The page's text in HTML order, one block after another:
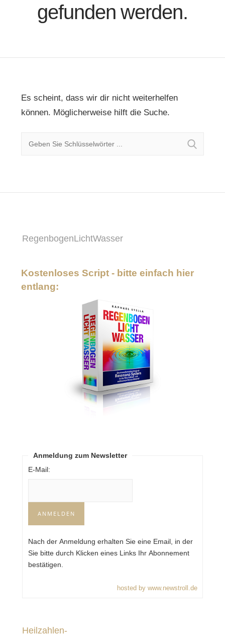
gefunden werden.
Es scheint, dass wir dir nicht weiterhelfen
können. Möglicherweise hilft die Suche.
RegenbogenLichtWasser
Kostenloses Script - bitte einfach hier
entlang:
Anmeldung zum Newsletter
E-Mail:
Nach der Anmeldung erhalten Sie eine Email, in der
Sie bitte durch Klicken eines Links Ihr Abonnement
bestätigen.
hosted by www.newstroll.de
Heilzahlen-